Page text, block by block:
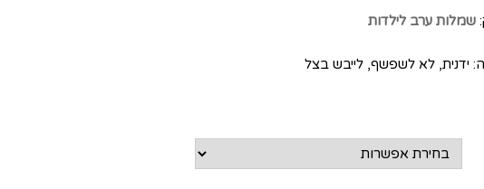
שמלות ערב לילדות
ידנית, לא לשפשף, לייבש בצל